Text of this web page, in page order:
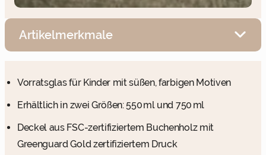
Artikelmerkmale
Vorratsglas für Kinder mit süßen, farbigen Motiven
Erhältlich in zwei Größen: 550 ml und 750 ml
Deckel aus FSC-zertifiziertem Buchenholz mit
Greenguard Gold zertifiziertem Druck